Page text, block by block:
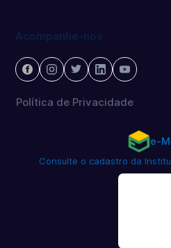
Acompanhe-nos
Política de Privacidade
e-
Consulte o cadastro da